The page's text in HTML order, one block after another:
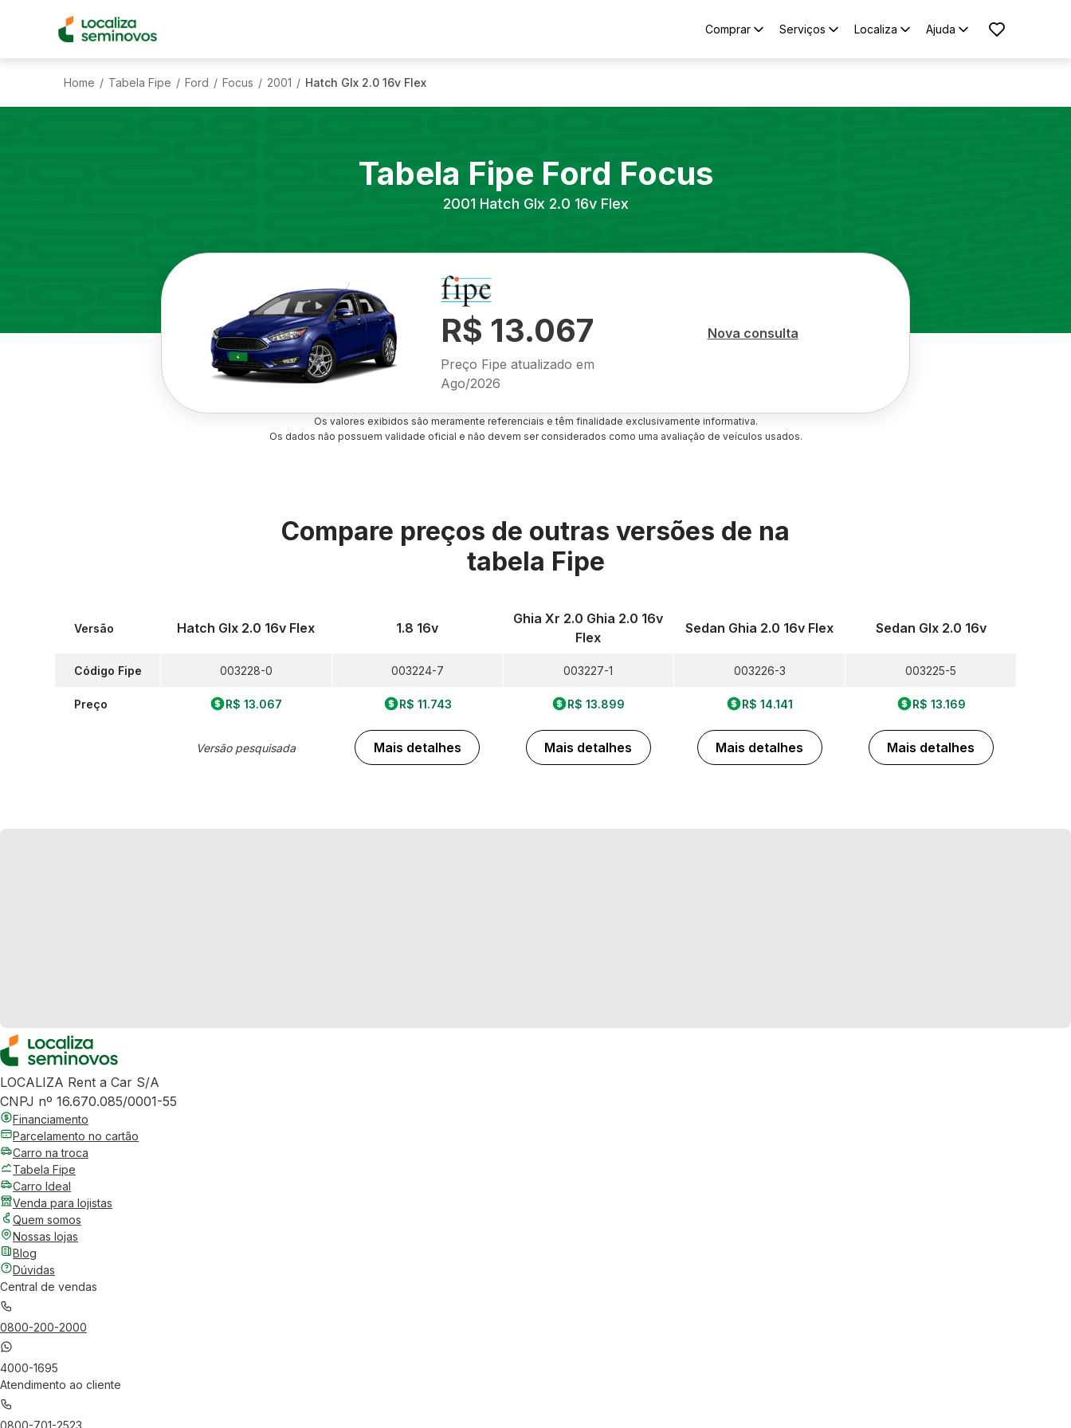
Comprar Serviços Localiza Ajuda
Home / Tabela Fipe / Ford / Focus / 2001 / Hatch Glx 2.0 16v Flex
Tabela Fipe Ford Focus
2001 Hatch Glx 2.0 16v Flex
R$ 13.067
Preço Fipe atualizado em
Ago/2026
Nova consulta
Os valores exibidos são meramente referenciais e têm finalidade exclusivamente informativa.
Os dados não possuem validade oficial e não devem ser considerados como uma avaliação de veículos usados.
Compare preços de outras versões de na
tabela Fipe
Versão
Código Fipe
Preço
Hatch Glx 2.0 16v Flex
003228-0
R$ 13.067
Versão pesquisada
1.8 16v
003224-7
R$ 11.743
Mais detalhes
Ghia Xr 2.0 Ghia 2.0 16v
Flex
003227-1
R$ 13.899
Mais detalhes
Sedan Ghia 2.0 16v Flex
003226-3
R$ 14.141
Mais detalhes
Sedan Glx 2.0 16v
003225-5
R$ 13.169
Mais detalhes
LOCALIZA Rent a Car S/A
CNPJ nº 16.670.085/0001-55
Financiamento
Parcelamento no cartão
Carro na troca
Tabela Fipe
Carro Ideal
Venda para lojistas
Quem somos
Nossas lojas
Blog
Dúvidas
Central de vendas
0800-200-2000
4000-1695
Atendimento ao cliente
0800-701-2523